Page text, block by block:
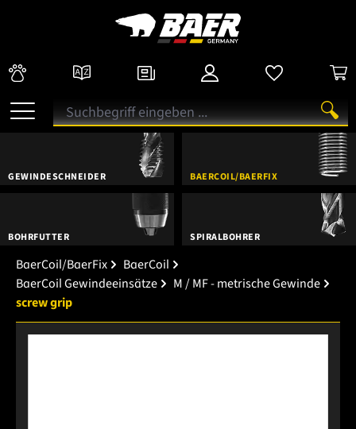
GEWINDESCHNEIDER BAERCOIL/BAERFIX
BOHRFUTTER SPIRALBOHRER
BaerCoil/BaerFix
BaerCoil
BaerCoil Gewindeeinsätze
M / MF - metrische Gewinde
screw grip